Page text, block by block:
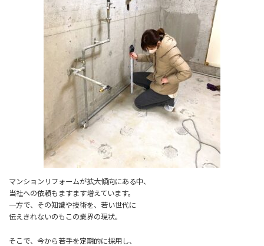
マンションリフォームが拡大傾向にある中、
当社への依頼もますます増えています。
一方で、その知識や技術を、若い世代に
伝えきれないのもこの業界の現状。
そこで、今から若手を定期的に採用し、